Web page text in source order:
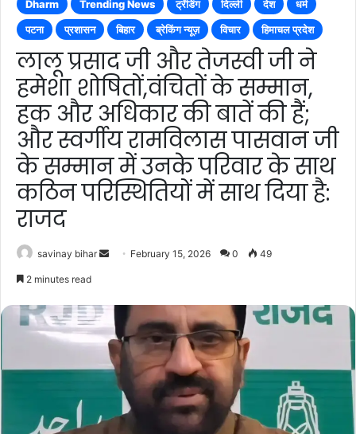
Dharm Trending News ट्रेंडिंग दिल्ली देश
धर्म
पटना
प्रशासन बिहार ब्रेकिंग न्यूज़ विचार हिमाचल प्रदेश
लालू प्रसाद जी और तेजस्वी जी ने
हमेशा शोषितों,वंचितों के सम्मान,
हक और अधिकार की बातें की हैं;
और स्वर्गीय रामविलास पासवान जी
के सम्मान में उनके परिवार के साथ
कठिन परिस्थितियों में साथ दिया है:
राजद
savinay bihar
SendFebruary 15, 2026 0 49
2 minutes read